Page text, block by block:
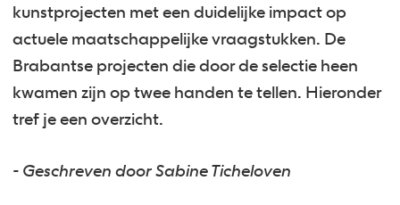
kunstprojecten met een duidelijke impact op
actuele maatschappelijke vraagstukken. De
Brabantse projecten die door de selectie heen
kwamen zijn op twee handen te tellen. Hieronder
tref je een overzicht.
- Geschreven door Sabine Ticheloven